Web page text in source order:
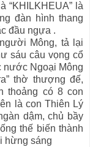
“KHILKHEUA” là
đàn hình thang
đầu ngựa .
Mông, tả lại
sáu câu vọng cổ
nước Ngoại Mông
thờ thượng đế,
thoảng có 8 con
là con Thiên Lý
dậm, chủ bầy
thế biến thành
hừng sáng